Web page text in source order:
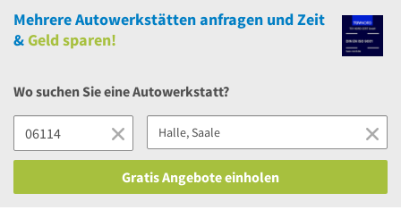
MehrereAutowerkstätten anfragen und Zeit
&Geld sparen!
Wo suchen Sie eine Autowerkstatt?
Gratis Angebote einholen